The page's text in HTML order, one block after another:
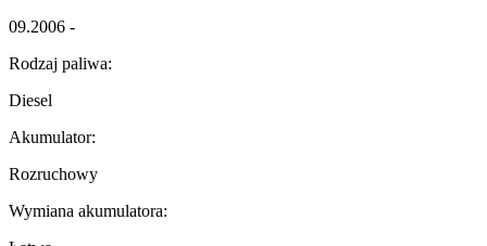
09.2006 -
Rodzaj paliwa:
Diesel
Akumulator:
Rozruchowy
Wymiana akumulatora: